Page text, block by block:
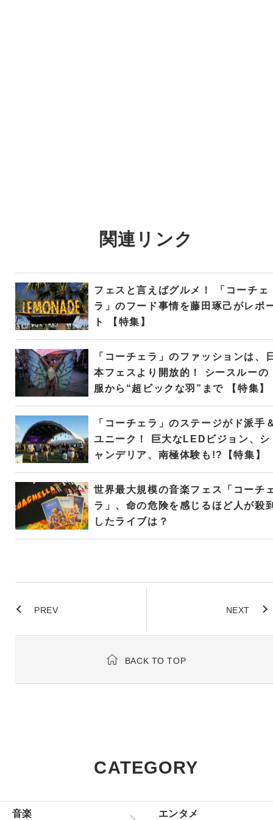
関連リンク
フェスと言えばグルメ！ 「コーチェ
ラ」のフード事情を藤田琢己がレポ
ト 【特集】
「コーチェラ」のファッションは、
本フェスより開放的！ シースルーの
服から“超ビックな羽”まで 【特集】
「コーチェラ」のステージがド派手
ユニーク！ 巨大なLEDビジョン、シ
ャンデリア、南極体験も!?【特集】
世界最大規模の音楽フェス「コーチ
ラ」、命の危険を感じるほど人が殺
したライブは？
PREV NEXT
BACK TO TOP
CATEGORY
音楽 エンタメ